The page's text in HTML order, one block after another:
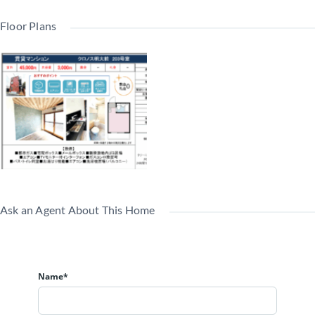
Floor Plans
Ask an Agent About This Home
Name*